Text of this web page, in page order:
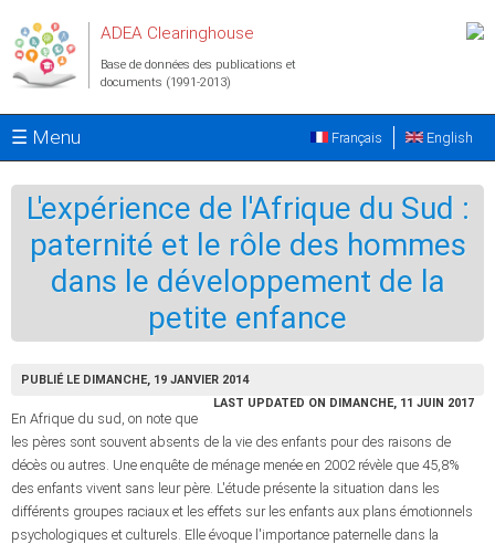
ADEA Clearinghouse
Base de données des publications et
documents (1991-2013)
☰ Menu English
Français
L'expérience de l'Afrique du Sud :
paternité et le rôle des hommes
dans le développement de la
petite enfance
PUBLIÉ LE DIMANCHE, 19 JANVIER 2014
LAST UPDATED ON DIMANCHE, 11 JUIN 2017
En Afrique du sud, on note que
les pères sont souvent absents de la vie des enfants pour des raisons de
décès ou autres. Une enquête de ménage menée en 2002 révèle que 45,8%
des enfants vivent sans leur père. L'étude présente la situation dans les
différents groupes raciaux et les effets sur les enfants aux plans émotionnels
psychologiques et culturels. Elle évoque l'importance paternelle dans la